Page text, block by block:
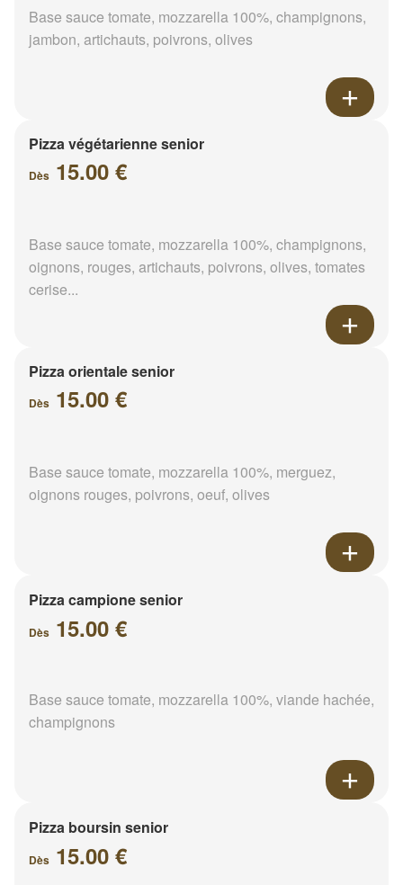
Base sauce tomate, mozzarella 100%, champignons,
jambon, artichauts, poivrons, olives
Pizza végétarienne senior
Dès 15.00 €
Base sauce tomate, mozzarella 100%, champignons,
oignons, rouges, artichauts, poivrons, olives, tomates
cerise...
Pizza orientale senior
Dès 15.00 €
Base sauce tomate, mozzarella 100%, merguez,
oignons rouges, poivrons, oeuf, olives
Pizza campione senior
Dès 15.00 €
Base sauce tomate, mozzarella 100%, viande hachée,
champignons
Pizza boursin senior
Dès 15.00 €